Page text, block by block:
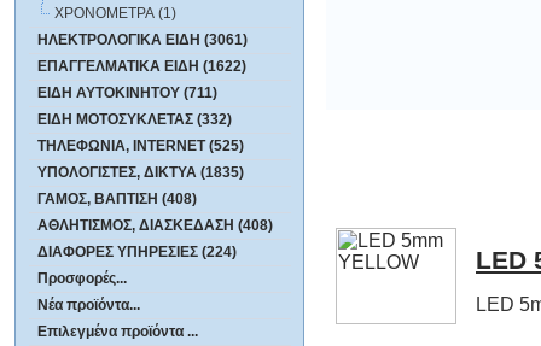
ΧΡΟΝΟΜΕΤΡΑ (1)
ΗΛΕΚΤΡΟΛΟΓΙΚΑ ΕΙΔΗ (3061)
ΕΠΑΓΓΕΛΜΑΤΙΚΑ ΕΙΔΗ (1622)
ΕΙΔΗ ΑΥΤΟΚΙΝΗΤΟΥ (711)
ΕΙΔΗ ΜΟΤΟΣΥΚΛΕΤΑΣ (332)
ΤΗΛΕΦΩΝΙΑ, INTERNET (525)
ΥΠΟΛΟΓΙΣΤΕΣ, ΔΙΚΤΥΑ (1835)
ΓΑΜΟΣ, ΒΑΠΤΙΣΗ (408)
ΑΘΛΗΤΙΣΜΟΣ, ΔΙΑΣΚΕΔΑΣΗ (408)
ΔΙΑΦΟΡΕΣ ΥΠΗΡΕΣΙΕΣ (224)
Προσφορές...
Νέα προϊόντα...
Επιλεγμένα προϊόντα ...
LED
LED